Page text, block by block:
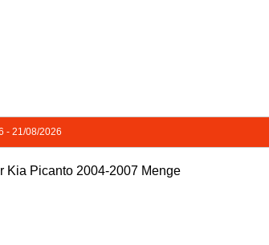
- 21/08/2026
Kia Picanto 2004-2007 Menge